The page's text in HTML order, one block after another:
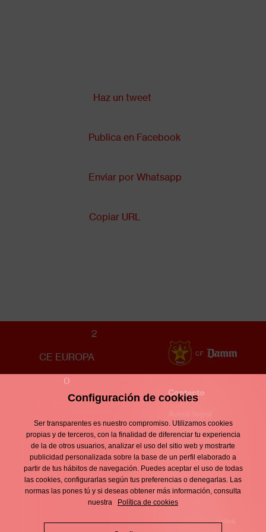
Haz un tweet
Publica en Facebook
Enviar por Whatsapp
Copiar URL
2
CE EUROPA
0
Enllaços
d'interès
Contacto
Footer
menu
Política de
privacidad
Política de
cookies
Política de redes
Configuración de cookies
Ser transparentes es nuestro compromiso. Utilizamos cookies
propias y de terceros, con la finalidad de diferenciar tu experiencia
de la de otros usuarios, analizar el uso del sitio web y mostrarte
publicidad personalizada sobre la base de un perfil elaborado a
partir de tus hábitos de navegación. Puedes aceptar el uso de todas
las cookies, configurarlas según tus preferencias o denegarlas. Las
normas las pones tú y si deseas obtener más información, consulta
nuestra
Política de cookies